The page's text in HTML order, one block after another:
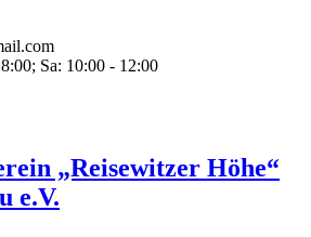
Sa: 10:00 - 12:00
„Reisewitzer Höhe“
e.V.